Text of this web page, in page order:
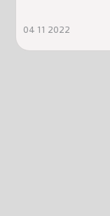
04 11 2022